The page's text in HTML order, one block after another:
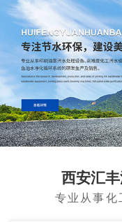
西安汇
专业从事化